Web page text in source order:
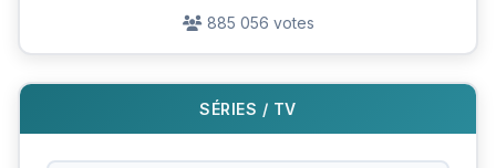
885 056 votes
SÉRIES / TV